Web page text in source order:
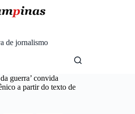
de jornalismo
guerra’ convida
a partir do texto de